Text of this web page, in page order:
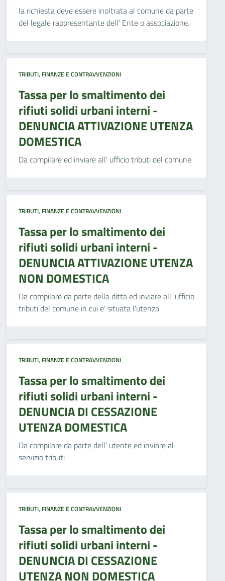
la richiesta deve essere inoltrata al comune da parte
del legale rappresentante dell’ Ente o associazione.
TRIBUTI, FINANZE E CONTRAVVENZIONI
Tassa per lo smaltimento dei
rifiuti solidi urbani interni -
DENUNCIA ATTIVAZIONE UTENZA
DOMESTICA
Da compilare ed inviare all' ufficio tributi del comune
TRIBUTI, FINANZE E CONTRAVVENZIONI
Tassa per lo smaltimento dei
rifiuti solidi urbani interni -
DENUNCIA ATTIVAZIONE UTENZA
NON DOMESTICA
Da compilare da parte della ditta ed inviare all' ufficio
tributi del comune in cui e' situata l'utenza
TRIBUTI, FINANZE E CONTRAVVENZIONI
Tassa per lo smaltimento dei
rifiuti solidi urbani interni -
DENUNCIA DI CESSAZIONE
UTENZA DOMESTICA
Da compilare da parte dell' utente ed inviare al
servizio tributi
TRIBUTI, FINANZE E CONTRAVVENZIONI
Tassa per lo smaltimento dei
rifiuti solidi urbani interni -
DENUNCIA DI CESSAZIONE
UTENZA NON DOMESTICA